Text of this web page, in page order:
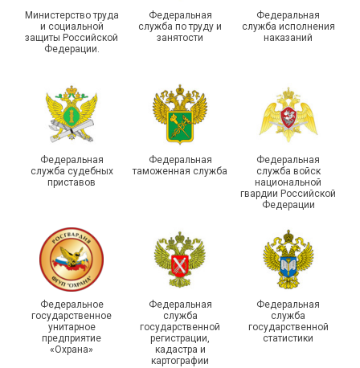
Храбрым детям – добрые
подарки
Адыгейской организации
Профсоюза подвел итоги
работы и наметил новые
векторы развития
Члены Новосибирской
организации Профсоюза
приняли участие в
молодежном форуме
«Профсоюзная миссия –
2026»
Выпускники школы
молодого профлидера в
Самаре получили
дипломы
Министерство труда
и социальной
защиты Российской
Федерации.
Федеральная
служба по труду и
занятости
Федеральная
служба исполнения
наказаний
Федеральная
служба судебных
приставов
Федеральная
таможенная служба
Федеральная
служба войск
национальной
гвардии Российской
Федерации
Федеральное
государственное
унитарное
предприятие
«Охрана»
Федеральная
служба
государственной
регистрации,
кадастра и
картографии
Федеральная
служба
государственной
статистики